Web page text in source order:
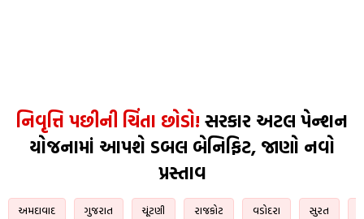
નિવૃત્તિ પછીની ચિંતા છોડો! સરકાર અટલ પેન્શન
યોજનામાં આપશે ડબલ બેનિફિટ, જાણો નવો
પ્રસ્તાવ
અમદાવાદ ગુજરાત ચૂંટણી રાજકોટ વડોદરા સુરત